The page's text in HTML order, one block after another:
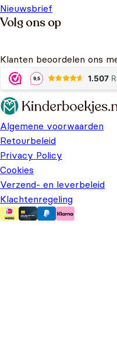
Nieuwsbrief
Volg ons op
Klanten beoordelen ons
Algemene voorwaarden
Retourbeleid
Privacy Policy
Cookies
Verzend- en leverbeleid
Klachtenregeling